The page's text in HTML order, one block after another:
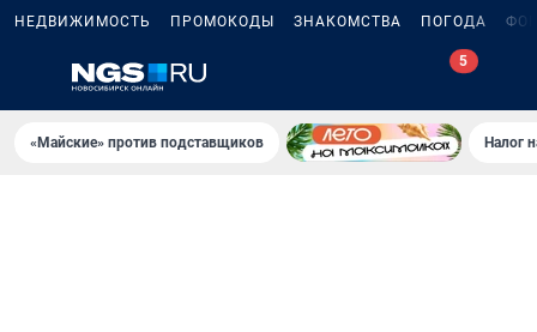
НЕДВИЖИМОСТЬ ПРОМОКОДЫ ЗНАКОМСТВА ПОГОДА
«Майские» против подставщиков Налог